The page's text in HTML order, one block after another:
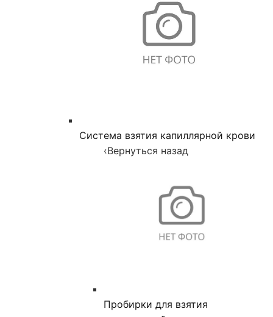
Система взятия капиллярной крови
‹Вернуться назад
Пробирки для взятия